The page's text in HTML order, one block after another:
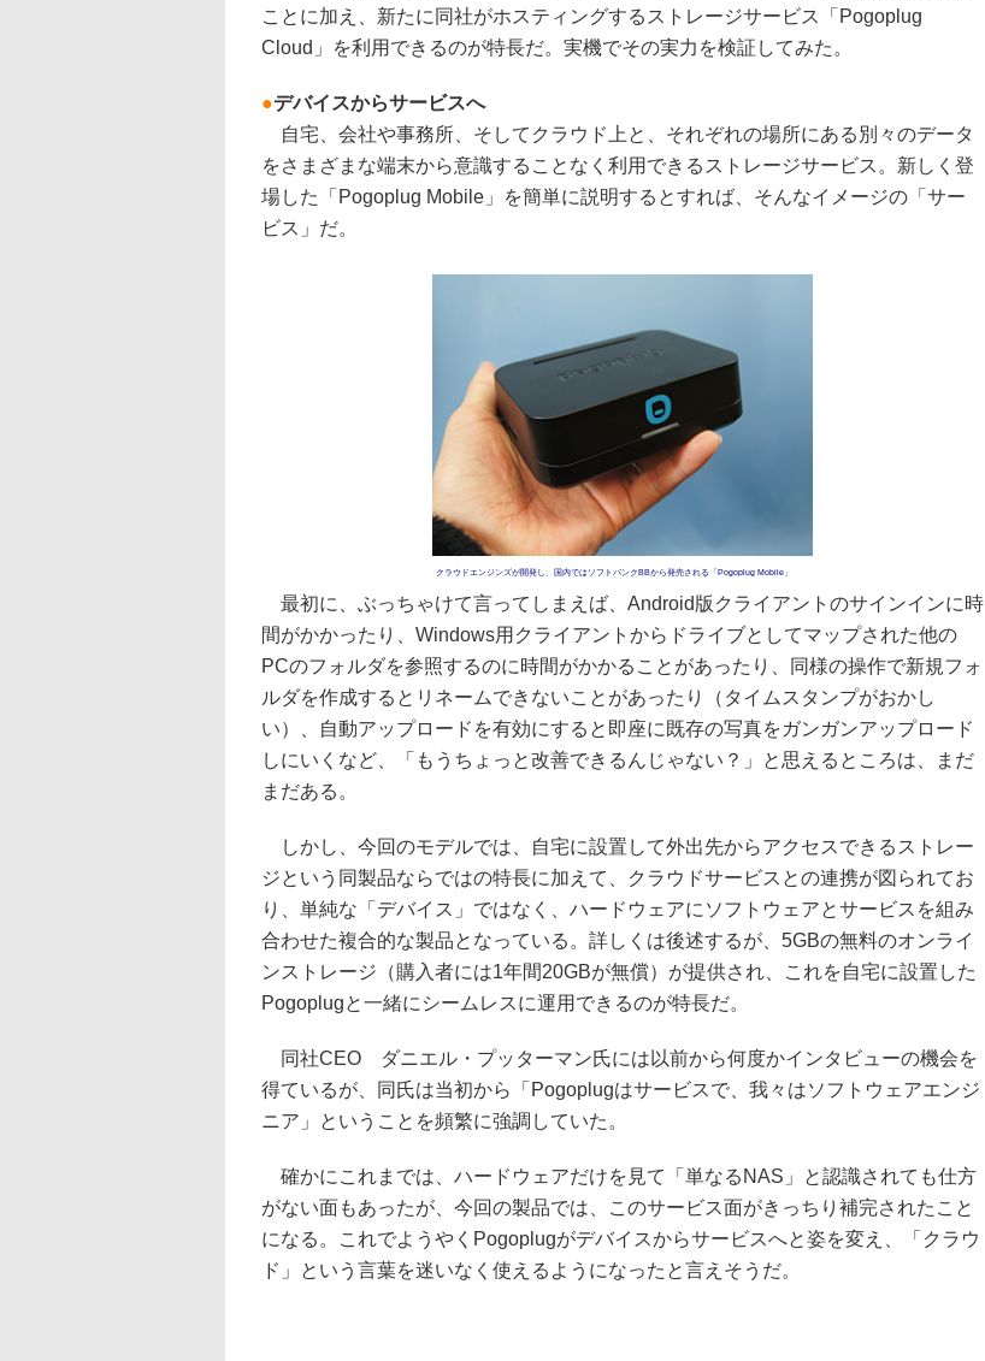
ことに加え、新たに同社がホスティングするストレージサービス「Pogoplug
Cloud」を利用できるのが特長だ。実機でその実力を検証してみた。
●デバイスからサービスへ
自宅、会社や事務所、そしてクラウド上と、それぞれの場所にある別々のデータ
をさまざまな端末から意識することなく利用できるストレージサービス。新しく登
場した「Pogoplug Mobile」を簡単に説明するとすれば、そんなイメージの「サー
ビス」だ。
クラウドエンジンズが開発し、国内ではソフトバンクBBから発売される「Pogoplug Mobile」
最初に、ぶっちゃけて言ってしまえば、Android版クライアントのサインインに時
間がかかったり、Windows用クライアントからドライブとしてマップされた他の
PCのフォルダを参照するのに時間がかかることがあったり、同様の操作で新規フォ
ルダを作成するとリネームできないことがあったり（タイムスタンプがおかし
い）、自動アップロードを有効にすると即座に既存の写真をガンガンアップロード
しにいくなど、「もうちょっと改善できるんじゃない？」と思えるところは、まだ
まだある。
しかし、今回のモデルでは、自宅に設置して外出先からアクセスできるストレー
ジという同製品ならではの特長に加えて、クラウドサービスとの連携が図られてお
り、単純な「デバイス」ではなく、ハードウェアにソフトウェアとサービスを組み
合わせた複合的な製品となっている。詳しくは後述するが、5GBの無料のオンライ
ンストレージ（購入者には1年間20GBが無償）が提供され、これを自宅に設置した
Pogoplugと一緒にシームレスに運用できるのが特長だ。
同社CEO ダニエル・プッターマン氏には以前から何度かインタビューの機会を
得ているが、同氏は当初から「Pogoplugはサービスで、我々はソフトウェアエンジ
ニア」ということを頻繁に強調していた。
確かにこれまでは、ハードウェアだけを見て「単なるNAS」と認識されても仕方
がない面もあったが、今回の製品では、このサービス面がきっちり補完されたこと
になる。これでようやくPogoplugがデバイスからサービスへと姿を変え、「クラウ
ド」という言葉を迷いなく使えるようになったと言えそうだ。